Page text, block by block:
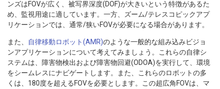
ンズはFOVが広く、被写界深度(DOF)が大きいという特徴があるた
め、監視用途に適しています。一方、ズーム/テレスコピックアプ
リケーションでは、通常/狭いFOVが必要になる場合があります。
また、 自律移動ロボット(AMR)のような一般的な組み込みビジョ
ンアプリケーションについて考えてみましょう。これらの自律シ
ステムは、障害物検出および障害物回避(ODOA)を実行して、環境
をシームレスにナビゲートします。また、これらのロボットの多
くは、180度を超えるFOVを必要とします。この超広角FOVは、マ